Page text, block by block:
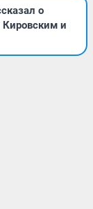
о
Кировским и